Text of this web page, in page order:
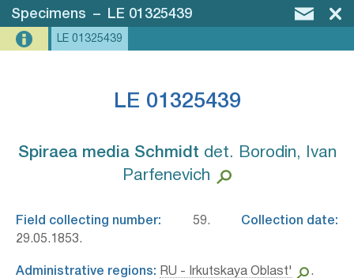
Specimens – LE 01325439
LE 01325439
LE 01325439
Spiraea media Schmidt⁣ det. Borodin, Ivan
Parfenevich
Field collecting number: 59. Collection date:
29.05.1853.
Administrative regions: RU - Irkutskaya Oblast' .